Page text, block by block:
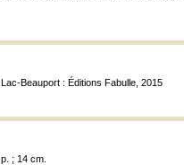
, Lac-Beauport : Éditions Fabulle, 2015
; 14 cm.